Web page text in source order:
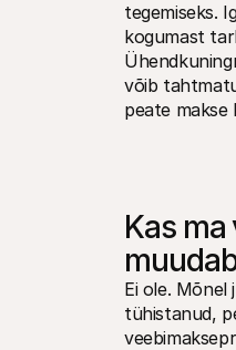
tegemiseks.
kogumast
võib
peate makse
Kas
Ei ole.
tühistanud,